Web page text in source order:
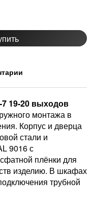
19-20 выходов
монтажа в
Корпус и дверца
стали и
9016 с
плёнки для
изделию. В шкафах
трубной